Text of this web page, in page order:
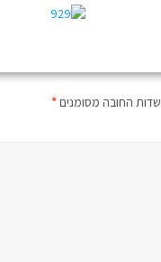
שדות החובה מסומנים*